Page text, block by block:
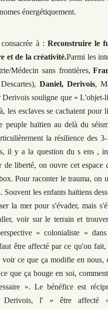
énergétiquement.
à : Reconstruire le
et de la créativité.Parmi les
Médecin sans frontières,
Daniel, Derivois,
souligne que « L'objet-
esclaves se cachaient pour
peuple haïtien au delà du
la résilience des
il y a la question du s ens ,
de liberté, on ouvre cet espace
Pour raconter le trauma, on
Souvent les enfants haïtiens
la mer pour s'évader, mais
voir sur le terrain et
« colonialiste »
être affecté par ce qu'on fait,
ce que ça modifie en nous,
que ça bouge en soi,
». Le bénéfice est
Derivois, l' « être affecté